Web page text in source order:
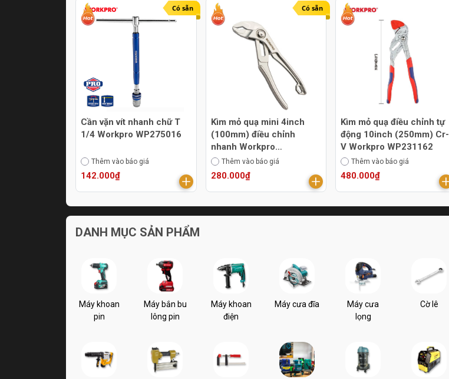
Có sẵn
Cần vặn vít nhanh chữ T
1/4 Workpro WP275016
Thêm vào báo giá
142.000₫
Có sẵn
Kìm mỏ quạ mini 4inch
(100mm) điều chỉnh
nhanh Workpro
WP231170
Thêm vào báo giá
280.000₫
Kìm mỏ quạ điều chỉnh tự
động 10inch (250mm) Cr-
V Workpro WP231162
Thêm vào báo giá
480.000₫
DANH MỤC SẢN PHẨM
Máy khoan
pin
Máy bắn bu
lông pin
Máy khoan
điện
Máy cưa đĩa
Máy cưa
lọng
Cờ lê